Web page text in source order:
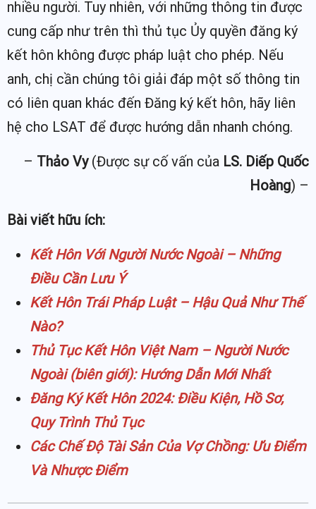
nhiều người. Tuy nhiên, với những thông tin được
cung cấp như trên thì thủ tục Ủy quyền đăng ký
kết hôn không được pháp luật cho phép. Nếu
anh, chị cần chúng tôi giải đáp một số thông tin
có liên quan khác đến Đăng ký kết hôn, hãy liên
hệ cho LSAT để được hướng dẫn nhanh chóng.
– Thảo Vy(Được sự cố vấn của LS. Diếp Quốc
Hoàng) –
Bài viết hữu ích:
Kết Hôn Với Người Nước Ngoài – Những
Điều Cần Lưu Ý
Kết Hôn Trái Pháp Luật – Hậu Quả Như Thế
Nào?
Thủ Tục Kết Hôn Việt Nam – Người Nước
Ngoài (biên giới): Hướng Dẫn Mới Nhất
Đăng Ký Kết Hôn 2024: Điều Kiện, Hồ Sơ,
Quy Trình Thủ Tục
Các Chế Độ Tài Sản Của Vợ Chồng: Ưu Điểm
Và Nhược Điểm